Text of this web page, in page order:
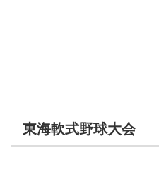
東海軟式野球大会